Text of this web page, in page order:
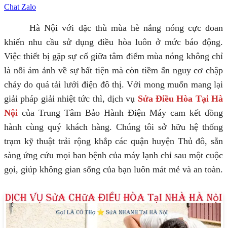
Chat Zalo
Hà Nội với đặc thù mùa hè nắng nóng cực đoan
khiến nhu cầu sử dụng điều hòa luôn ở mức báo động.
Việc thiết bị gặp sự cố giữa tâm điểm mùa nóng không chỉ
là nỗi ám ảnh về sự bất tiện mà còn tiềm ẩn nguy cơ chập
cháy do quá tải lưới điện đô thị. Với mong muốn mang lại
giải pháp giải nhiệt tức thì, dịch vụ Sửa Điều Hòa Tại Hà
Nội của Trung Tâm Bảo Hành Điện Máy cam kết đồng
hành cùng quý khách hàng. Chúng tôi sở hữu hệ thống
trạm kỹ thuật trải rộng khắp các quận huyện Thủ đô, sẵn
sàng ứng cứu mọi ban bệnh của máy lạnh chỉ sau một cuộc
gọi, giúp không gian sống của bạn luôn mát mẻ và an toàn.